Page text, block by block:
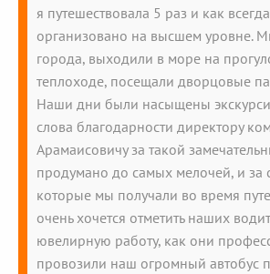
я путешествовала 5 раз и как
организовано на высшем уровне.
города, выходили в море на
теплоходе, посещали дворцовые
Наши дни были насыщены
слова благодарности директору
Арамаисовичу за такой
продумано до самых мелочей, и за
которые мы получали во время
очень хочется отметить наших
ювелирную работу, как они
провозили наш огромный автобус